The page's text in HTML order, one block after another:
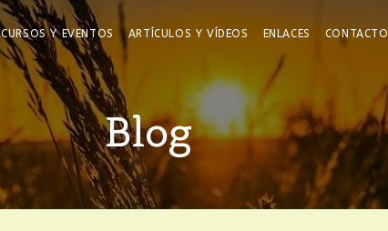
CURSOS Y EVENTOS ARTÍCULOS Y VÍDEOS ENLACES CONTACTO
Blog